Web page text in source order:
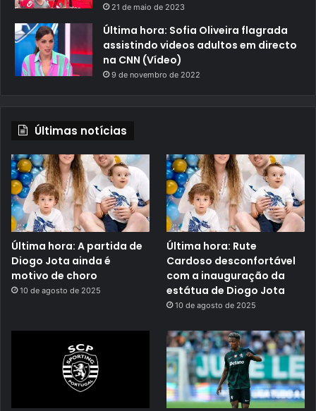
21 de maio de 2023
Última hora: Sofia Oliveira flagrada
assistindo videos adultos em directo
na CNN (Vídeo)
9 de novembro de 2022
Últimas notícias
Última hora: A partida de
Diogo Jota ainda é
motivo de choro
10 de agosto de 2025
Última hora: Rute
Cardoso desconfortável
com a inauguração da
estátua de Diogo Jota
10 de agosto de 2025